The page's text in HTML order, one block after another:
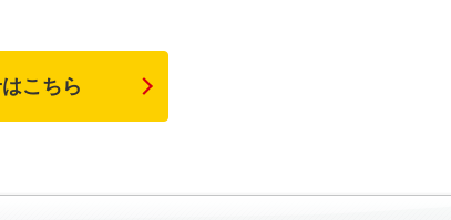
こちら